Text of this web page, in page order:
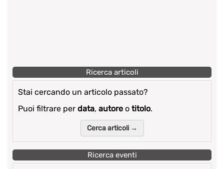
Ricerca articoli
Stai cercando un articolo passato?
Puoi filtrare per data, autore o titolo.
Cerca articoli →
Ricerca eventi